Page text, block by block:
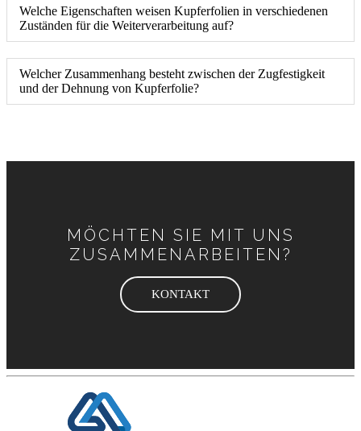
Welche Eigenschaften weisen Kupferfolien in verschiedenen
Zuständen für die Weiterverarbeitung auf?
Welcher Zusammenhang besteht zwischen der Zugfestigkeit
und der Dehnung von Kupferfolie?
MÖCHTEN SIE MIT UNS
ZUSAMMENARBEITEN?
KONTAKT